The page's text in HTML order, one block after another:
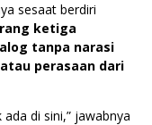
sesaat berdiri
ketiga
tanpa narasi
perasaan dari
di sini,” jawabnya